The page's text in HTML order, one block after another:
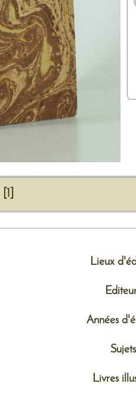
[1]
Lieux
Années
Sujets
Livres